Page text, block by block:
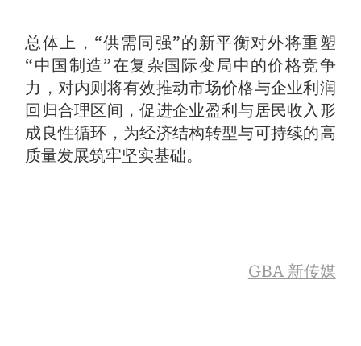
总体上，“供需同强”的新平衡对外将重塑
“中国制造”在复杂国际变局中的价格竞争
力，对内则将有效推动市场价格与企业利润
回归合理区间，促进企业盈利与居民收入形
成良性循环，为经济结构转型与可持续的高
质量发展筑牢坚实基础。
GBA 新传媒